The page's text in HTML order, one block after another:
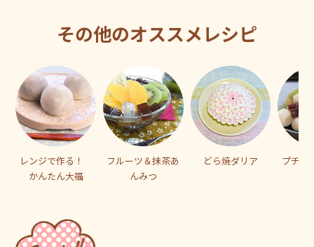
その他のオススメレシピ
レンジで作る！
かんたん大福
フルーツ＆抹茶あ
んみつ
どら焼ダリア
プチシ